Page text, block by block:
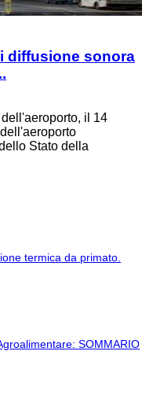
diffusione sonora
il 14
Stato della
termica da primato.
SOMMARIO